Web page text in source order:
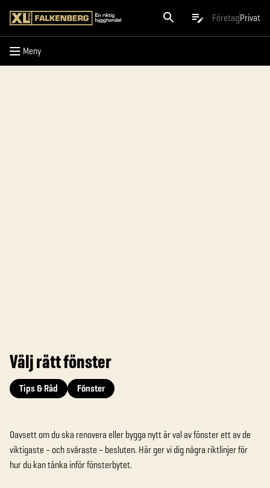
FöretagPrivat
Meny
Meny
Välj rätt fönster
Tips & Råd Fönster
Oavsett om du ska renovera eller bygga nytt är val av fönster ett av de
viktigaste – och svåraste – besluten. Här ger vi dig några riktlinjer för
hur du kan tänka inför fönsterbytet.